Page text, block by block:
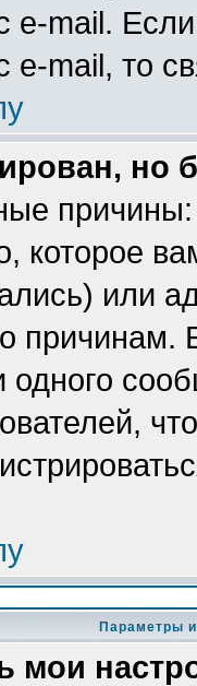
e-mail.
e-mail, то
но
которое
или
причинам.
одного
Параметры
мои